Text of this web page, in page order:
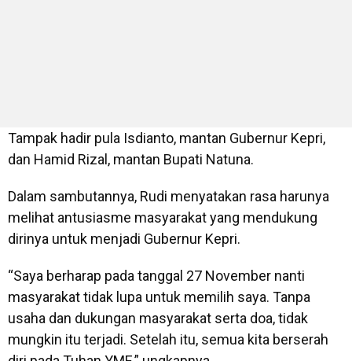
Tampak hadir pula Isdianto, mantan Gubernur Kepri,
dan Hamid Rizal, mantan Bupati Natuna.
Dalam sambutannya, Rudi menyatakan rasa harunya
melihat antusiasme masyarakat yang mendukung
dirinya untuk menjadi Gubernur Kepri.
“Saya berharap pada tanggal 27 November nanti
masyarakat tidak lupa untuk memilih saya. Tanpa
usaha dan dukungan masyarakat serta doa, tidak
mungkin itu terjadi. Setelah itu, semua kita berserah